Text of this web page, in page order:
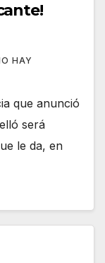
HAY
que anunció
será
le da, en